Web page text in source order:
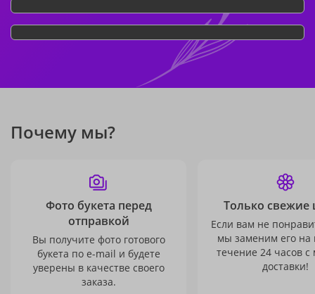
Почему мы?
Фото букета перед
отправкой
Вы получите фото готового
букета по e-mail и будете
уверены в качестве своего
заказа.
Только свежие
Если вам не
мы заменим его на
течение 24 часов с
доставки!